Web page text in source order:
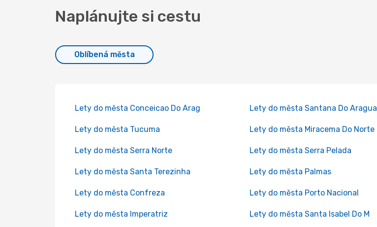
Naplánujte si cestu
Oblíbená města
Lety do města Conceicao Do Arag Lety do města Santana Do Aragua
Lety do města Tucuma Lety do města Miracema Do Norte
Lety do města Serra Norte Lety do města Serra Pelada
Lety do města Santa Terezinha Lety do města Palmas
Lety do města Confreza Lety do města Porto Nacional
Lety do města Imperatriz Lety do města Santa Isabel Do M